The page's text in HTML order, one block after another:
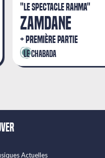
"LE SPECTACLE RAHMA"
ZAMDANE
PREMIÈRE PARTIE
Le Chabada
Actuelles